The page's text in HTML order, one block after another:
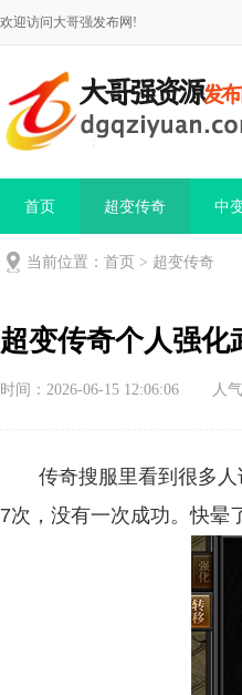
欢迎访问大哥强发布网!
首页 超变传奇 中
当前位置： 首页 > 超变传奇
超变传奇个人强
时间：2026-06-15 12:06:06 人气
传奇搜服里看到很多人
7次，没有一次成功。快晕